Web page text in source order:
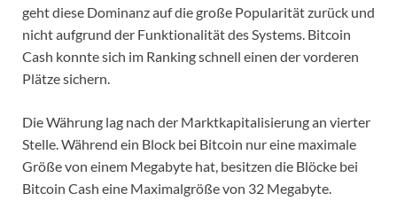
geht diese Dominanz auf die große Popularität zurück und
nicht aufgrund der Funktionalität des Systems. Bitcoin
Cash konnte sich im Ranking schnell einen der vorderen
Plätze sichern.
Die Währung lag nach der Marktkapitalisierung an vierter
Stelle. Während ein Block bei Bitcoin nur eine maximale
Größe von einem Megabyte hat, besitzen die Blöcke bei
Bitcoin Cash eine Maximalgröße von 32 Megabyte.